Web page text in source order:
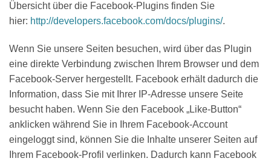
Übersicht über die Facebook-Plugins finden Sie
hier: http://developers.facebook.com/docs/plugins/.
Wenn Sie unsere Seiten besuchen, wird über das Plugin
eine direkte Verbindung zwischen Ihrem Browser und dem
Facebook-Server hergestellt. Facebook erhält dadurch die
Information, dass Sie mit Ihrer IP-Adresse unsere Seite
besucht haben. Wenn Sie den Facebook „Like-Button“
anklicken während Sie in Ihrem Facebook-Account
eingeloggt sind, können Sie die Inhalte unserer Seiten auf
Ihrem Facebook-Profil verlinken. Dadurch kann Facebook